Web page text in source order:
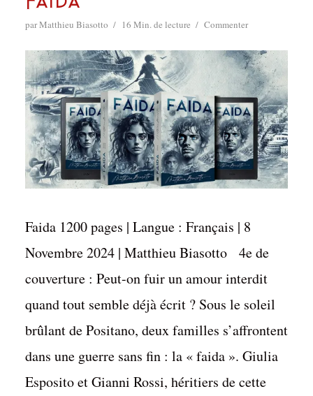
parMatthieu Biasotto 16 Min. de lecture Commenter
Faida 1200 pages | Langue : Français | 8
Novembre 2024 | Matthieu Biasotto 4e de
couverture : Peut-on fuir un amour interdit
quand tout semble déjà écrit ? Sous le soleil
brûlant de Positano, deux familles s’affrontent
dans une guerre sans fin : la « faida ». Giulia
Esposito et Gianni Rossi, héritiers de cette